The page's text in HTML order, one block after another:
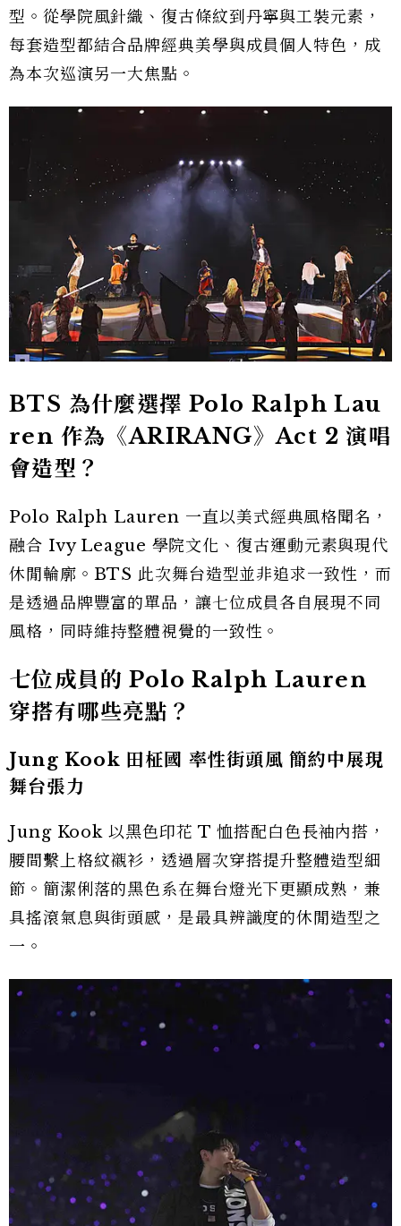
型。從學院風針織、復古條紋到丹寧與工裝元素，
每套造型都結合品牌經典美學與成員個人特色，成
為本次巡演另一大焦點。
BTS 為什麼選擇 Polo Ralph Lau
ren 作為《ARIRANG》Act 2 演唱
會造型？
Polo Ralph Lauren 一直以美式經典風格聞名，
融合 Ivy League 學院文化、復古運動元素與現代
休閒輪廓。BTS 此次舞台造型並非追求一致性，而
是透過品牌豐富的單品，讓七位成員各自展現不同
風格，同時維持整體視覺的一致性。
七位成員的 Polo Ralph Lauren
穿搭有哪些亮點？
Jung Kook 田柾國 率性街頭風 簡約中展現
舞台張力
Jung Kook 以黑色印花 T 恤搭配白色長袖內搭，
腰間繫上格紋襯衫，透過層次穿搭提升整體造型細
節。簡潔俐落的黑色系在舞台燈光下更顯成熟，兼
具搖滾氣息與街頭感，是最具辨識度的休閒造型之
一。